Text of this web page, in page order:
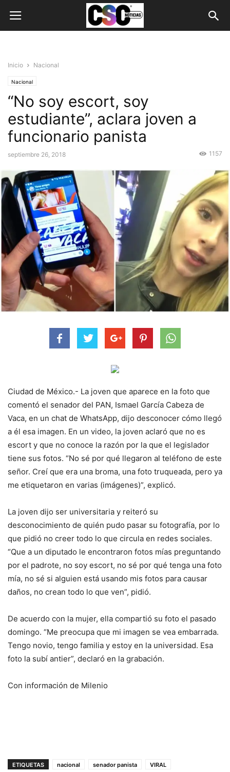
Inicio Nacional
Nacional
“No soy escort, soy
estudiante”, aclara joven a
funcionario panista
septiembre 26, 2018 1157
Ciudad de México.- La joven que aparece en la foto que
comentó el senador del PAN, Ismael García Cabeza de
Vaca, en un chat de WhatsApp, dijo desconocer cómo llegó
a él esa imagen. En un video, la joven aclaró que no es
escort y que no conoce la razón por la que el legislador
tiene sus fotos. “No sé por qué llegaron al teléfono de este
señor. Creí que era una broma, una foto truqueada, pero ya
me etiquetaron en varias (imágenes)”, explicó.
La joven dijo ser universitaria y reiteró su
desconocimiento de quién pudo pasar su fotografía, por lo
que pidió no creer todo lo que circula en redes sociales.
“Que a un diputado le encontraron fotos mías preguntando
por el padrote, no soy escort, no sé por qué tenga una foto
mía, no sé si alguien está usando mis fotos para causar
daños, no crean todo lo que ven”, pidió.
De acuerdo con la mujer, ella compartió su foto el pasado
domingo. “Me preocupa que mi imagen se vea embarrada.
Tengo novio, tengo familia y estoy en la universidad. Esa
foto la subí antier”, declaró en la grabación.
Con información de Milenio
ETIQUETAS nacional senador panista VIRAL